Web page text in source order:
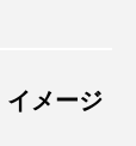
イメージ